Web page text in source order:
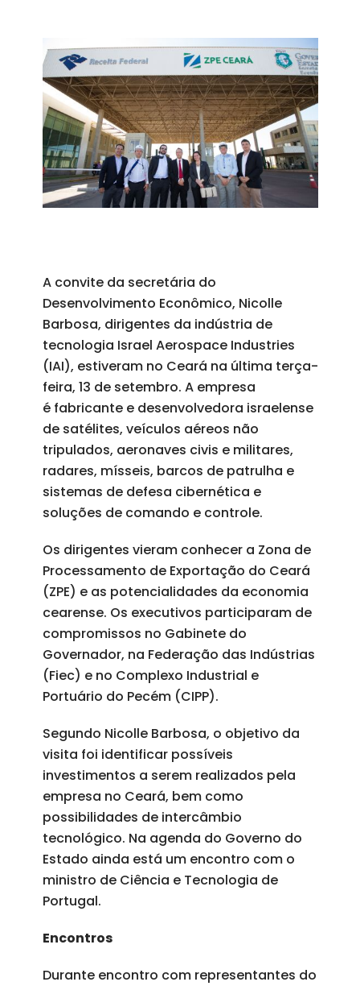
A convite da secretária do
Desenvolvimento Econômico, Nicolle
Barbosa, dirigentes da indústria de
tecnologia Israel Aerospace Industries
(IAI), estiveram no Ceará na última terça-
feira, 13 de setembro. A empresa
é fabricante e desenvolvedora israelense
de satélites, veículos aéreos não
tripulados, aeronaves civis e militares,
radares, mísseis, barcos de patrulha e
sistemas de defesa cibernética e
soluções de comando e controle.
Os dirigentes vieram conhecer a Zona de
Processamento de Exportação do Ceará
(ZPE) e as potencialidades da economia
cearense. Os executivos participaram de
compromissos no Gabinete do
Governador, na Federação das Indústrias
(Fiec) e no Complexo Industrial e
Portuário do Pecém (CIPP).
Segundo Nicolle Barbosa, o objetivo da
visita foi identificar possíveis
investimentos a serem realizados pela
empresa no Ceará, bem como
possibilidades de intercâmbio
tecnológico. Na agenda do Governo do
Estado ainda está um encontro com o
ministro de Ciência e Tecnologia de
Portugal.
Encontros
Durante encontro com representantes do